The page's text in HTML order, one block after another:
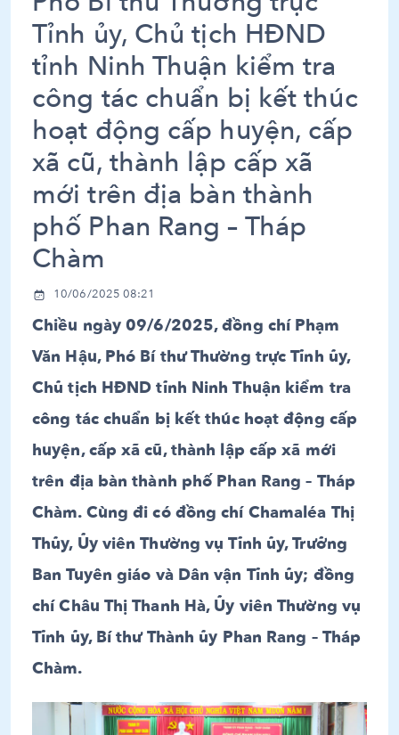
Tỉnh ủy, Chủ tịch HĐND
tỉnh Ninh Thuận kiểm tra
công tác chuẩn bị kết thúc
hoạt động cấp huyện, cấp
xã cũ, thành lập cấp xã
mới trên địa bàn thành
phố Phan Rang – Tháp
Chàm
10/06/2025 08:21
Chiều ngày 09/6/2025, đồng chí Phạm
Văn Hậu, Phó Bí thư Thường trực Tỉnh ủy,
Chủ tịch HĐND tỉnh Ninh Thuận kiểm tra
công tác chuẩn bị kết thúc hoạt động cấp
huyện, cấp xã cũ, thành lập cấp xã mới
trên địa bàn thành phố Phan Rang – Tháp
Chàm. Cùng đi có đồng chí Chamaléa Thị
Thủy, Ủy viên Thường vụ Tỉnh ủy, Trưởng
Ban Tuyên giáo và Dân vận Tỉnh ủy; đồng
chí Châu Thị Thanh Hà, Ủy viên Thường vụ
Tỉnh ủy, Bí thư Thành ủy Phan Rang – Tháp
Chàm.